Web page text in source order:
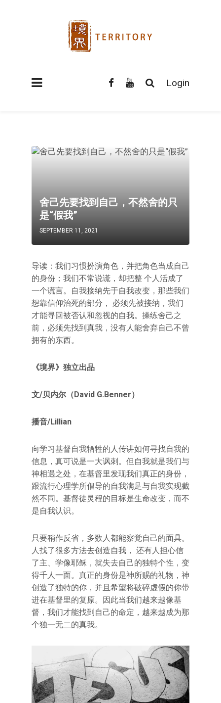
Login
舍己先要找到自己，不然舍的只
是“假我”
SEPTEMBER 11, 2021
导读：我们习惯扮演角色，并把角色当成自己
的身份；我们不常说谎，却把整 个人活成了
一个谎言。自我接纳先于自我改变，那些我们
想靠信仰治死的部分， 必须先被接纳，我们
才能寻回被否认和忽视的自我。操练舍己之
前，必须先找到真我，没有人能舍弃自己不曾
拥有的东西。
《境界》独立出品
文/贝内尔（David G.Benner）
播音/Lillian
向学习基督自我牺牲的人传讲如何寻找自我的
信息，真可说是一大讽刺。但自我就是我们与
神相遇之处，在基督里发现我们真正的身份，
跟流行心理学所倡导的自我满足与自我实现截
然不同。基督徒灵程的目标是生命改变，而不
是自我认识。
只要稍作反省，多数人都能察觉自己的面具。
人找了很多方法去创造自我， 还有人担心信
了主、学像耶稣，就失去自己的独特个性，变
得千人一面。真正的身份是神所赐的礼物，神
创造了独特的你，并且希望将破碎虚假的你带
进在基督里的复原。因此当我们越来越像基
督，我们才能找到自己的命定，越来越成为那
个独一无二的真我。